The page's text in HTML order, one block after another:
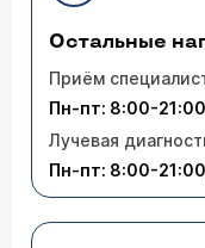
Остальные
Приём
Пн-пт: 8:00-
Лучевая
Пн-пт: 8:00-